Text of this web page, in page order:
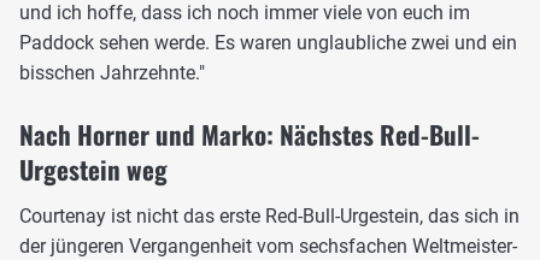
und ich hoffe, dass ich noch immer viele von euch im
Paddock sehen werde. Es waren unglaubliche zwei und ein
bisschen Jahrzehnte."
Nach Horner und Marko: Nächstes Red-Bull-
Urgestein weg
Courtenay ist nicht das erste Red-Bull-Urgestein, das sich in
der jüngeren Vergangenheit vom sechsfachen Weltmeister-